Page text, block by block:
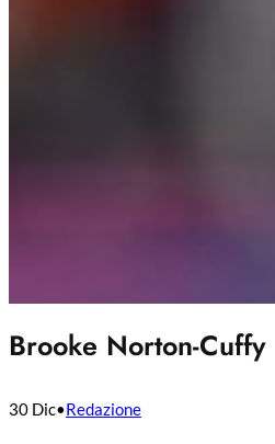
Brooke Norton-Cuffy
30 Dic•Redazione